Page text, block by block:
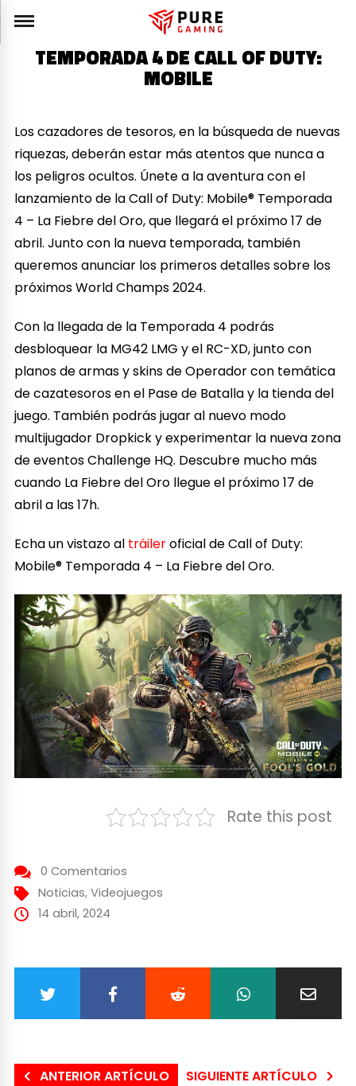
TEMPORADA 4 DE CALL OF DUTY:
MOBILE
Los cazadores de tesoros, en la búsqueda de nuevas
riquezas, deberán estar más atentos que nunca a
los peligros ocultos. Únete a la aventura con el
lanzamiento de la Call of Duty: Mobile® Temporada
4 – La Fiebre del Oro, que llegará el próximo 17 de
abril. Junto con la nueva temporada, también
queremos anunciar los primeros detalles sobre los
próximos World Champs 2024.
Con la llegada de la Temporada 4 podrás
desbloquear la MG42 LMG y el RC-XD, junto con
planos de armas y skins de Operador con temática
de cazatesoros en el Pase de Batalla y la tienda del
juego. También podrás jugar al nuevo modo
multijugador Dropkick y experimentar la nueva zona
de eventos Challenge HQ. Descubre mucho más
cuando La Fiebre del Oro llegue el próximo 17 de
abril a las 17h.
Echa un vistazo al tráileroficial de Call of Duty:
Mobile® Temporada 4 – La Fiebre del Oro.
Rate this post
0 Comentarios
Noticias, Videojuegos
14 abril, 2024
ANTERIOR ARTÍCULO SIGUIENTE ARTÍCULO